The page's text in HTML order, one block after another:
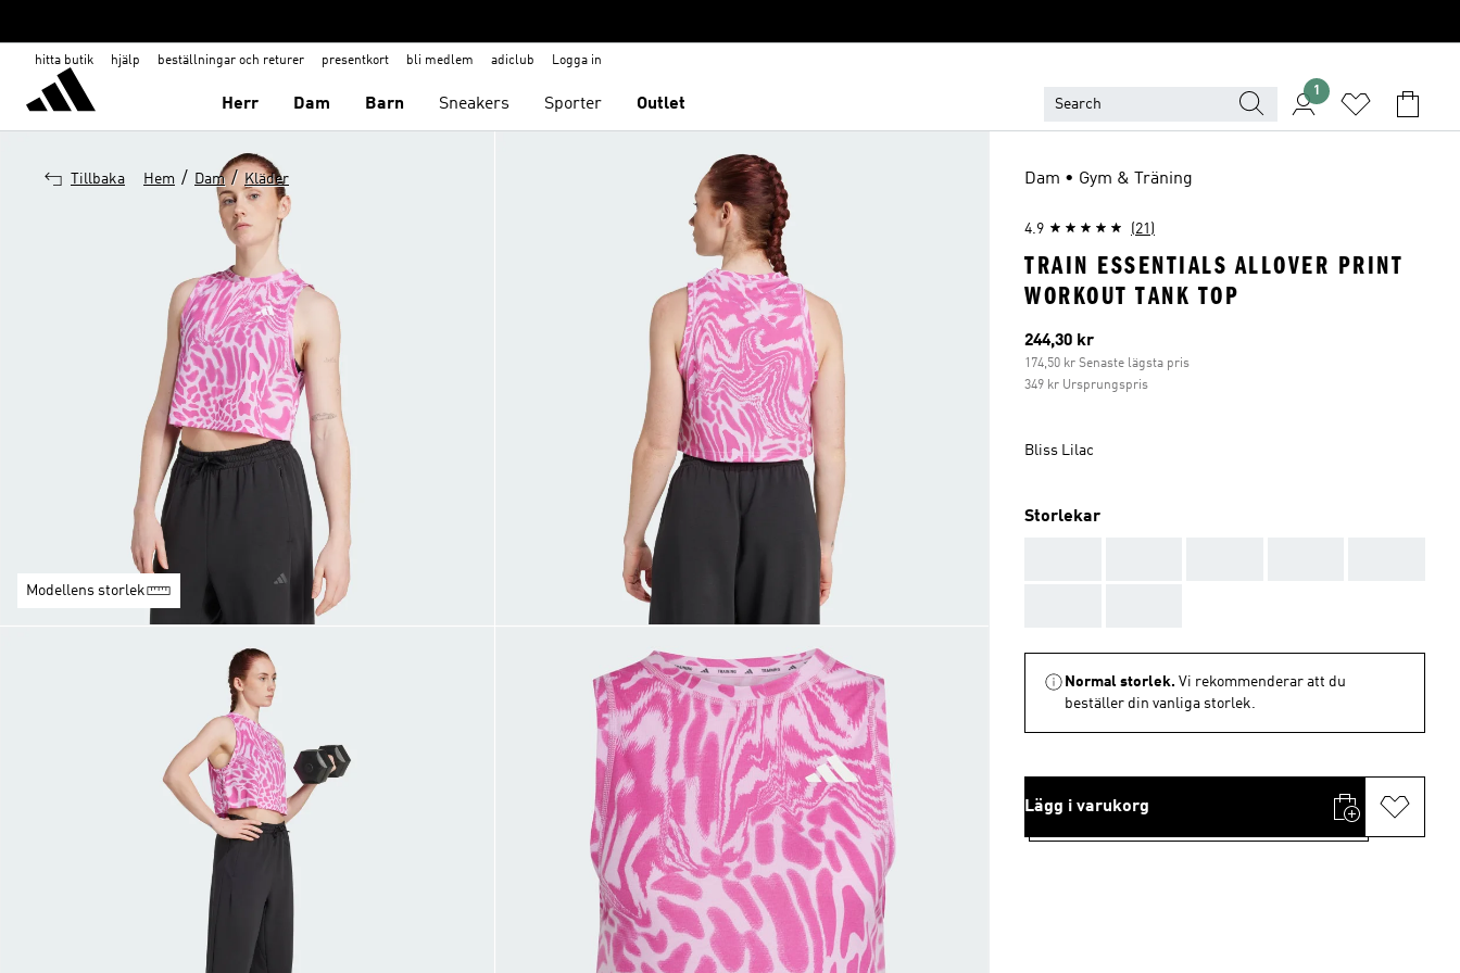
hitta butik hjälp beställningar och returer presentkort bli medlem adiclub Logga in
Herr Dam Barn Sneakers Sporter Outlet
1
Tillbaka Hem / Dam / Kläder
Modellens storlek
Dam • Gym & Träning
4.9 (21)
TRAIN ESSENTIALS ALLOVER PRINT
WORKOUT TANK TOP
Aktuellt pris
244,30 kr
174,50 kr Senaste lägsta pris
349 kr Ursprungspris
Bliss Lilac
Storlekar
Normal storlek. Vi rekommenderar att du
beställer din vanliga storlek.
Lägg i varukorg